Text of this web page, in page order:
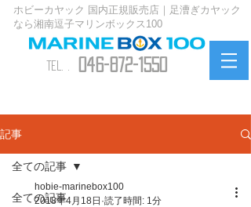
ホビーカヤック 国内正規販売店｜足漕ぎカヤック
なら湘南逗子マリンボックス100
TEL. . 046-872-1550
記事
全ての記事
全ての記事
hobie-marinebox100
2018年4月18日 読了時間: 1分